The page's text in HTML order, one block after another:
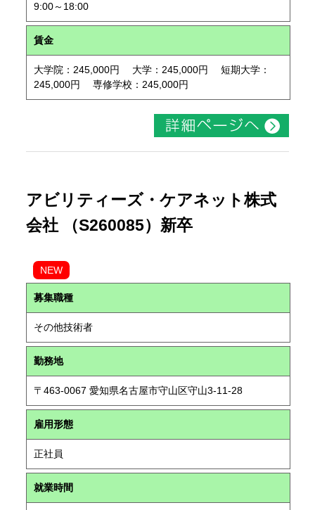
9:00～18:00
賃金
大学院：245,000円 大学：245,000円 短期大学：
245,000円 専修学校：245,000円
アビリティーズ・ケアネット株式
会社 （S260085）新卒
NEW
募集職種
その他技術者
勤務地
〒463-0067 愛知県名古屋市守山区守山3-11-28
雇用形態
正社員
就業時間